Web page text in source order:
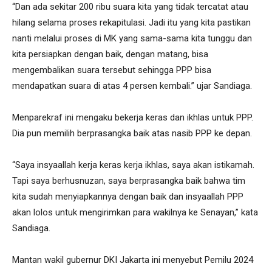
“Dan ada sekitar 200 ribu suara kita yang tidak tercatat atau
hilang selama proses rekapitulasi. Jadi itu yang kita pastikan
nanti melalui proses di MK yang sama-sama kita tunggu dan
kita persiapkan dengan baik, dengan matang, bisa
mengembalikan suara tersebut sehingga PPP bisa
mendapatkan suara di atas 4 persen kembali.” ujar Sandiaga.
Menparekraf ini mengaku bekerja keras dan ikhlas untuk PPP.
Dia pun memilih berprasangka baik atas nasib PPP ke depan.
“Saya insyaallah kerja keras kerja ikhlas, saya akan istikamah.
Tapi saya berhusnuzan, saya berprasangka baik bahwa tim
kita sudah menyiapkannya dengan baik dan insyaallah PPP
akan lolos untuk mengirimkan para wakilnya ke Senayan,” kata
Sandiaga.
Mantan wakil gubernur DKI Jakarta ini menyebut Pemilu 2024